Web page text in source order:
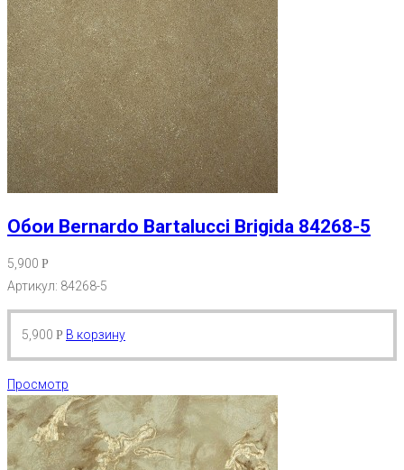
Обои Bernardo Bartalucci Brigida 84268-5
5,900 Р
Артикул: 84268-5
5,900 Р В корзину
Просмотр